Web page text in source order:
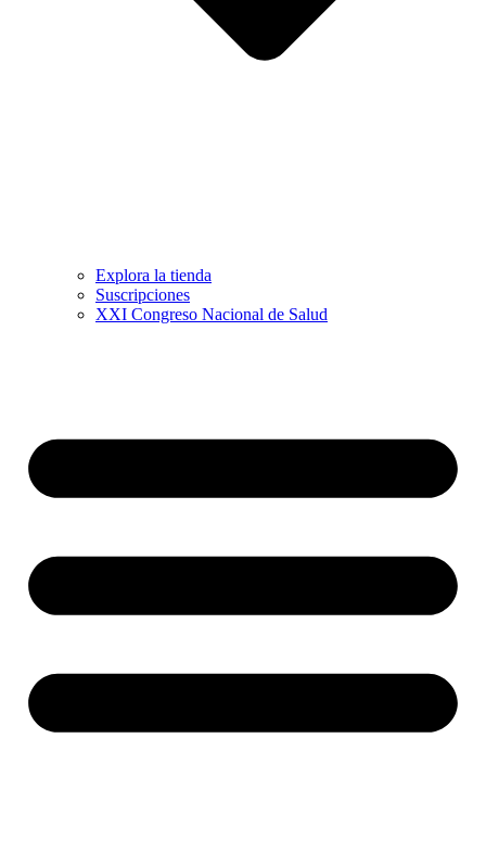
Explora la tienda
Suscripciones
XXI Congreso Nacional de Salud